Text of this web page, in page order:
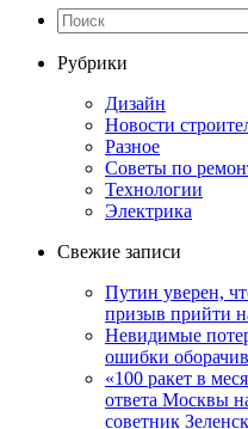
Рубрики
Дизайн
Новости
Разное
Советы по
Технологии
Электрика
Свежие записи
Путин уверен,
призыв прийти
Невидимые
ошибки
«100 ракет в
ответа Москвы
советник